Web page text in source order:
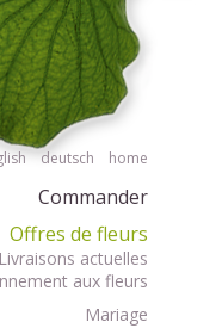
deutsch home
Commander
Offres de fleurs
Livraisons actuelles
aux fleurs
Mariage